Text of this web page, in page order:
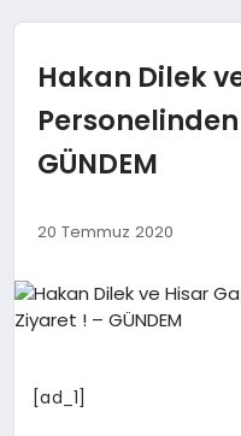
GÜNDEM
DÜNYA
EKONOMI
Hakan Dilek
GÜNDEM
20 Temmuz 2020
[ad_1]